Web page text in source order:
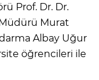
Prof. Dr. Dr.
Murat
Albay Uğur
öğrencileri ile